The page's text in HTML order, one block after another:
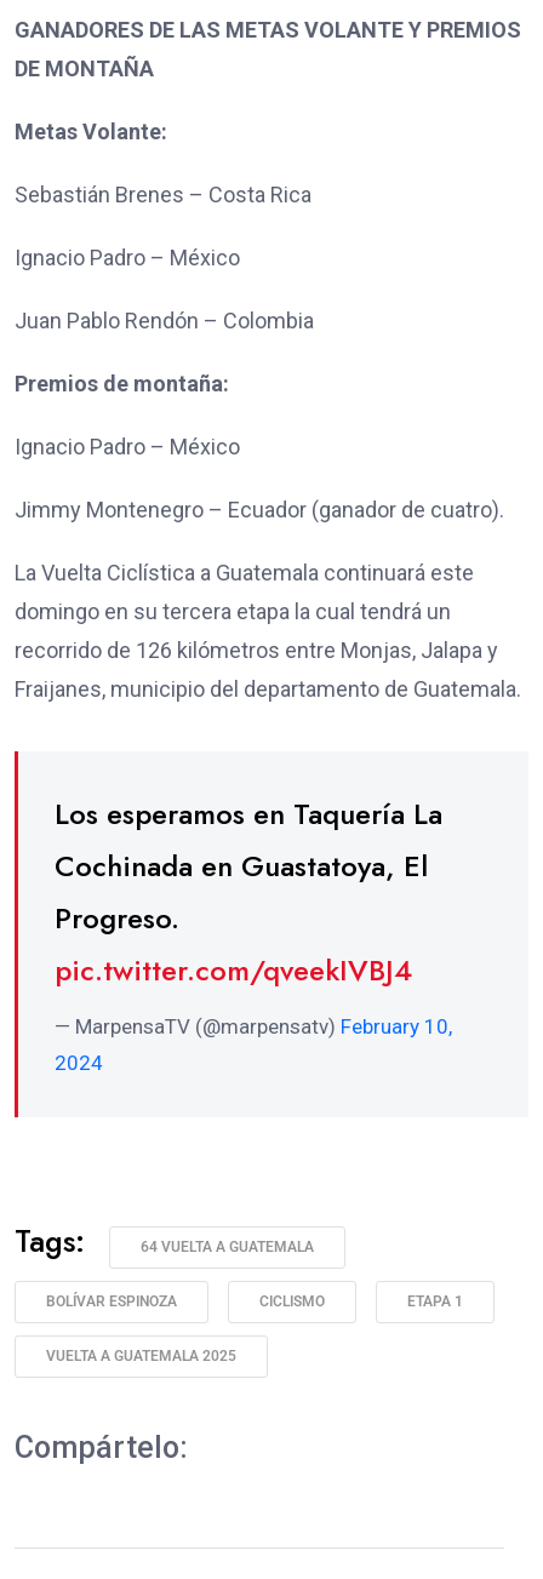
GANADORES DE LAS METAS VOLANTE Y PREMIOS
DE MONTAÑA
Metas Volante:
Sebastián Brenes – Costa Rica
Ignacio Padro – México
Juan Pablo Rendón – Colombia
Premios de montaña:
Ignacio Padro – México
Jimmy Montenegro – Ecuador (ganador de cuatro).
La Vuelta Ciclística a Guatemala continuará este
domingo en su tercera etapa la cual tendrá un
recorrido de 126 kilómetros entre Monjas, Jalapa y
Fraijanes, municipio del departamento de Guatemala.
Los esperamos en Taquería La
Cochinada en Guastatoya, El
Progreso.
pic.twitter.com/qveekIVBJ4
— MarpensaTV (@marpensatv) February 10,
2024
Tags: 64 VUELTA A GUATEMALA
BOLÍVAR ESPINOZA CICLISMO ETAPA 1
VUELTA A GUATEMALA 2025
Compártelo: